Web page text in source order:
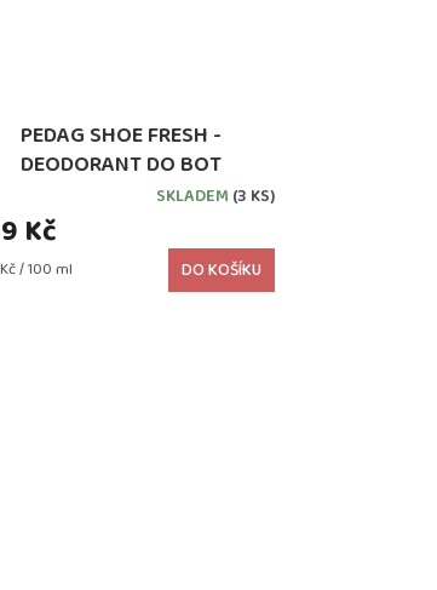
PEDAG SHOE FRESH -
DEODORANT DO BOT
SKLADEM (3 KS)
Kč
/ 100 ml DO KOŠÍKU